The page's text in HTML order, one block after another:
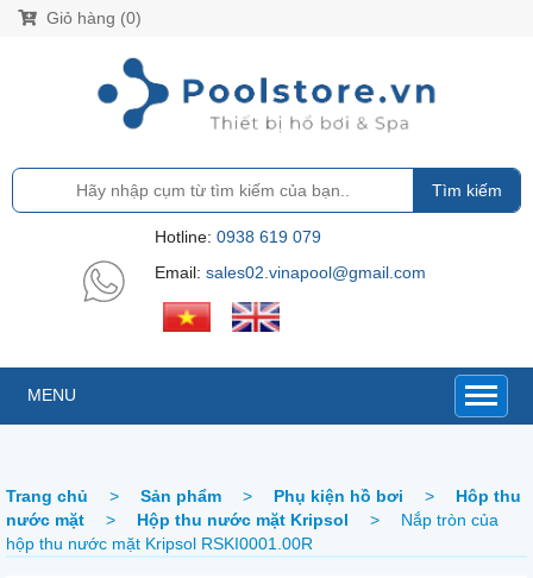
Giỏ hàng (0)
Tìm kiếm
Hotline: 0938 619 079
Email: sales02.vinapool@gmail.com
MENU
Trang chủ > Sản phẩm > Phụ kiện hồ bơi >
Hôp thu
nước mặt
> Hộp thu nước mặt Kripsol >
Nắp tròn của
hộp thu nước mặt Kripsol RSKI0001.00R